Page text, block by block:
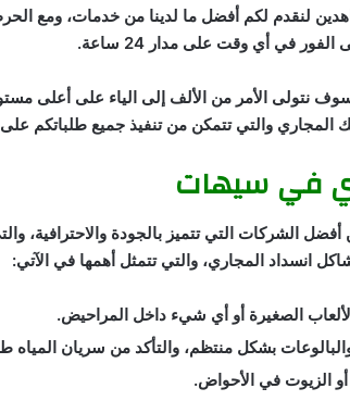
لنقدم لكم أفضل ما لدينا من خدمات، ومع
في أي وقت على مدار 24 ساعة.
نتولى الأمر من الألف إلى الياء على أعلى
والتي تتمكن من تنفيذ جميع طلباتكم
في سيهات
الشركات التي تتميز بالجودة والاحترافية،
انسداد المجاري، والتي تتمثل أهمها في الآتي:
الألعاب الصغيرة أو أي شيء داخل المراحيض.
بشكل منتظم، والتأكد من سريان المياه
الزيوت في الأحواض.